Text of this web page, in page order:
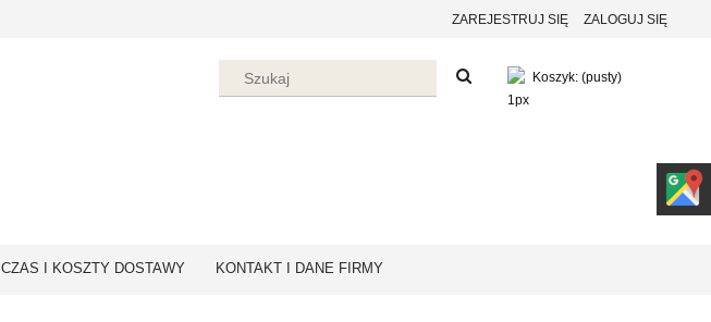
ZAREJESTRUJ SIĘ ZALOGUJ SIĘ
Koszyk: (pusty)
CZAS I KOSZTY DOSTAWY KONTAKT I DANE FIRMY